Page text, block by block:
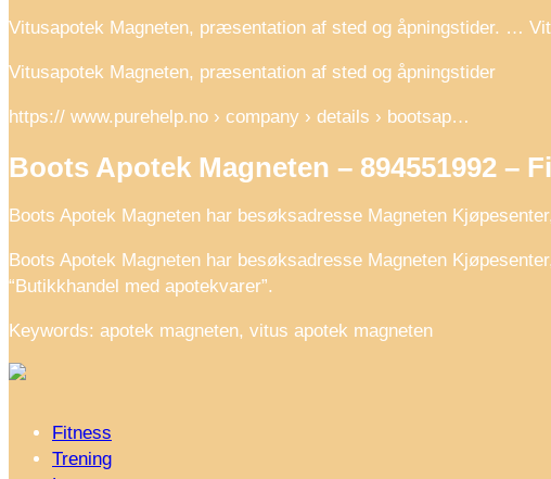
Vitusapotek Magneten, præsentation af sted og åpningstider. …
Vitusapotek Magneten, præsentation af sted og åpningstider
https:// www.purehelp.no › company › details › bootsap…
Boots Apotek Magneten – 894551992 –
Boots Apotek Magneten har besøksadresse Magneten
Boots Apotek Magneten har besøksadresse Magneten
“Butikkhandel med apotekvarer”.
Keywords: apotek magneten, vitus apotek magneten
Fitness
Trening